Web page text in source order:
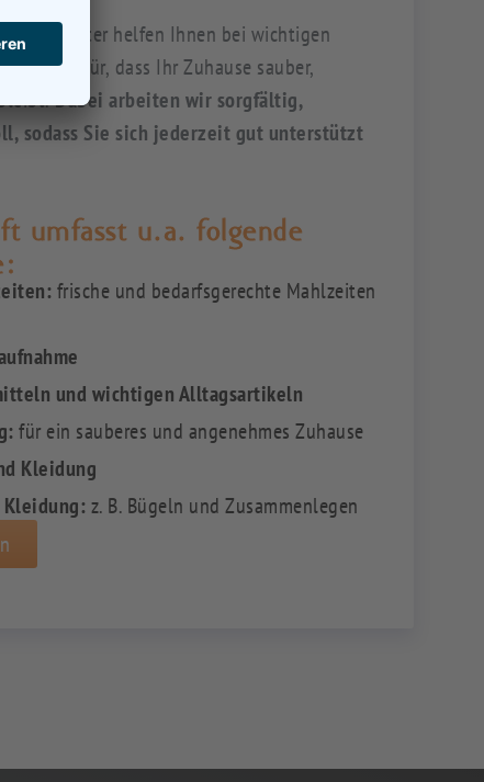
Mitarbeiter helfen Ihnen bei wichtigen
dafür, dass Ihr Zuhause sauber,
Dabei arbeiten wir sorgfältig,
sodass Sie sich jederzeit gut unterstützt
umfasst u.a. folgende
frische und bedarfsgerechte Mahlzeiten
und wichtigen Alltagsartikeln
für ein sauberes und angenehmes Zuhause
Kleidung
Kleidung:z. B. Bügeln und Zusammenlegen